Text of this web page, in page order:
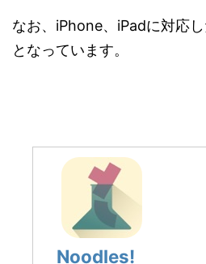
なお、iPhone、iPadに対応
となっています。
Noodles!